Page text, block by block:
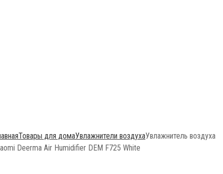
Товары для домаУвлажнители воздухаУвлажнитель воздуха
Deerma Air Humidifier DEM F725 White